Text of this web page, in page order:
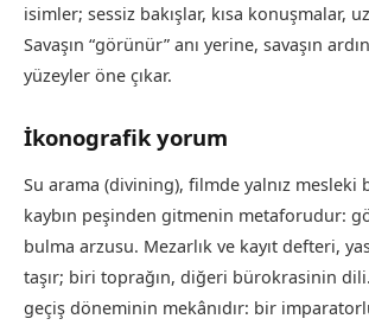
isimler; sessiz bakışlar, kısa konuşmalar,
Savaşın “görünür” anı yerine, savaşın
yüzeyler öne çıkar.
İkonografik yorum
Su arama (divining), filmde yalnız mesleki
kaybın peşinden gitmenin metaforudur:
bulma arzusu. Mezarlık ve kayıt defteri,
taşır; biri toprağın, diğeri bürokrasinin
geçiş döneminin mekânıdır: bir